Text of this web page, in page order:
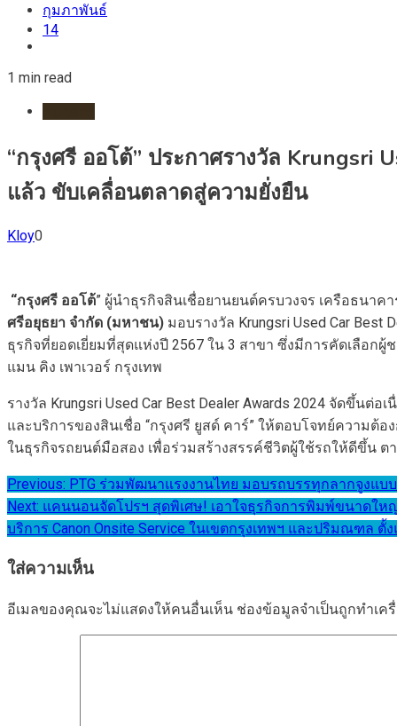
กุมภาพันธ์
14
1 min read
“กรุงศรี ออโต้” ประกาศรางวัล
แล้ว ขับเคลื่อนตลาดสู่ความยั่งยืน
Kloy0
“กรุงศรี ออโต้” ผู้นำธุรกิจสินเชื่อยานยนต์ครบวงจร เครือธนา
ศรีอยุธยา จำกัด (มหาชน) มอบรางวัล Krungsri Used Car
ธุรกิจที่ยอดเยี่ยมที่สุดแห่งปี 2567 ใน 3 สาขา ซึ่งมีการคัดเลือก
แมน คิง เพาเวอร์ กรุงเทพ
รางวัล Krungsri Used Car Best Dealer Awards 2024 จัดขึ้
และบริการของสินเชื่อ “กรุงศรี ยูสด์ คาร์” ให้ตอบโจทย์ความ
ในธุรกิจรถยนต์มือสอง เพื่อร่วมสร้างสรรค์ชีวิตผู้ใช้รถให้ดีขึ้น
แนะแนว
เรื่อง
Previous: PTG ร่วมพัฒนาแรงงานไทย มอบรถบรรทุกลากจูงแ
Next: แคนนอนจัดโปรฯ สุดพิเศษ! เอาใจธุรกิจการพิมพ์ขนาดใ
บริการ Canon Onsite Service ในเขตกรุงเทพฯ และปริมณฑล
ใส่ความเห็น
อีเมลของคุณจะไม่แสดงให้คนอื่นเห็น ช่องข้อมูลจำเป็นถูกทำเค